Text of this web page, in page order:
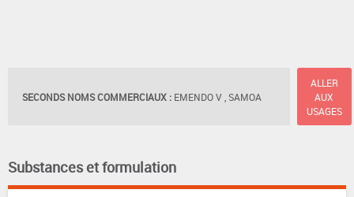
SECONDS NOMS COMMERCIAUX : EMENDO V , SAMOA
ALLER
AUX
USAGES
Substances et formulation